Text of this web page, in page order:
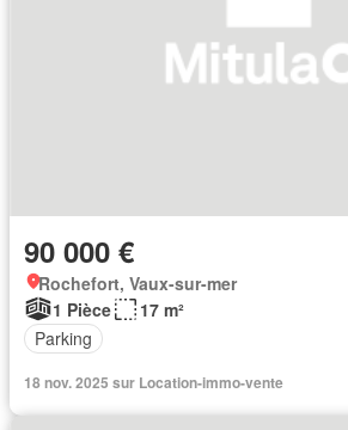
90 000 €
Rochefort, Vaux-sur-mer
1 Pièce
17 m²
Parking
18 nov. 2025 sur Location-immo-vente